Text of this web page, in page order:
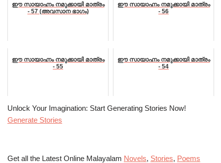
ഈ സായാഹ്നം നമുക്കായി മാത്രം
- 57 (അവസാന ഭാഗം)
ഈ സായാഹ്നം നമുക്കായി മാത്രം
- 56
ഈ സായാഹ്നം നമുക്കായി മാത്രം
- 55
ഈ സായാഹ്നം നമുക്കായി മാത്രം
- 54
Unlock Your Imagination: Start Generating Stories Now!
Generate Stories
Get all the Latest Online Malayalam Novels, Stories, Poems